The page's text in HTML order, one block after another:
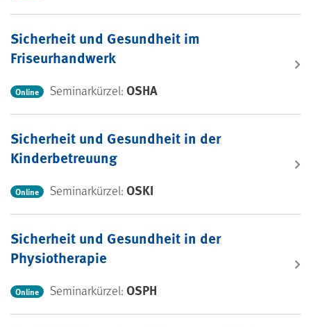
Sicherheit und Gesundheit im
Friseurhandwerk
Online Seminarkürzel:OSHA
Sicherheit und Gesundheit in der
Kinderbetreuung
Online Seminarkürzel:OSKI
Sicherheit und Gesundheit in der
Physiotherapie
Online Seminarkürzel:OSPH